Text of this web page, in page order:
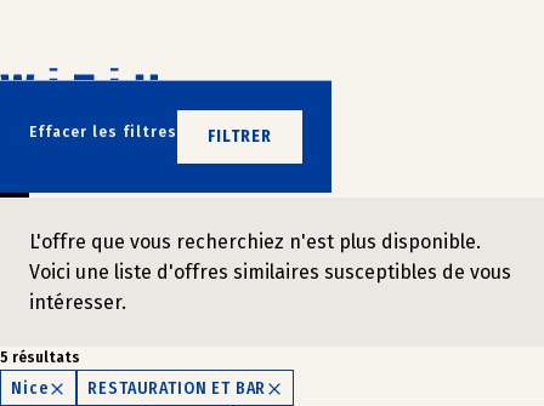
contenu
Effacer les filtres FILTRER
N’ATTENDEZ PLUS
REJOIGNEZ-NOUS
L'offre que vous recherchiez n'est plus disponible.
Voici une liste d'offres similaires susceptibles de vous
intéresser.
5 résultats
Nice RESTAURATION ET BAR